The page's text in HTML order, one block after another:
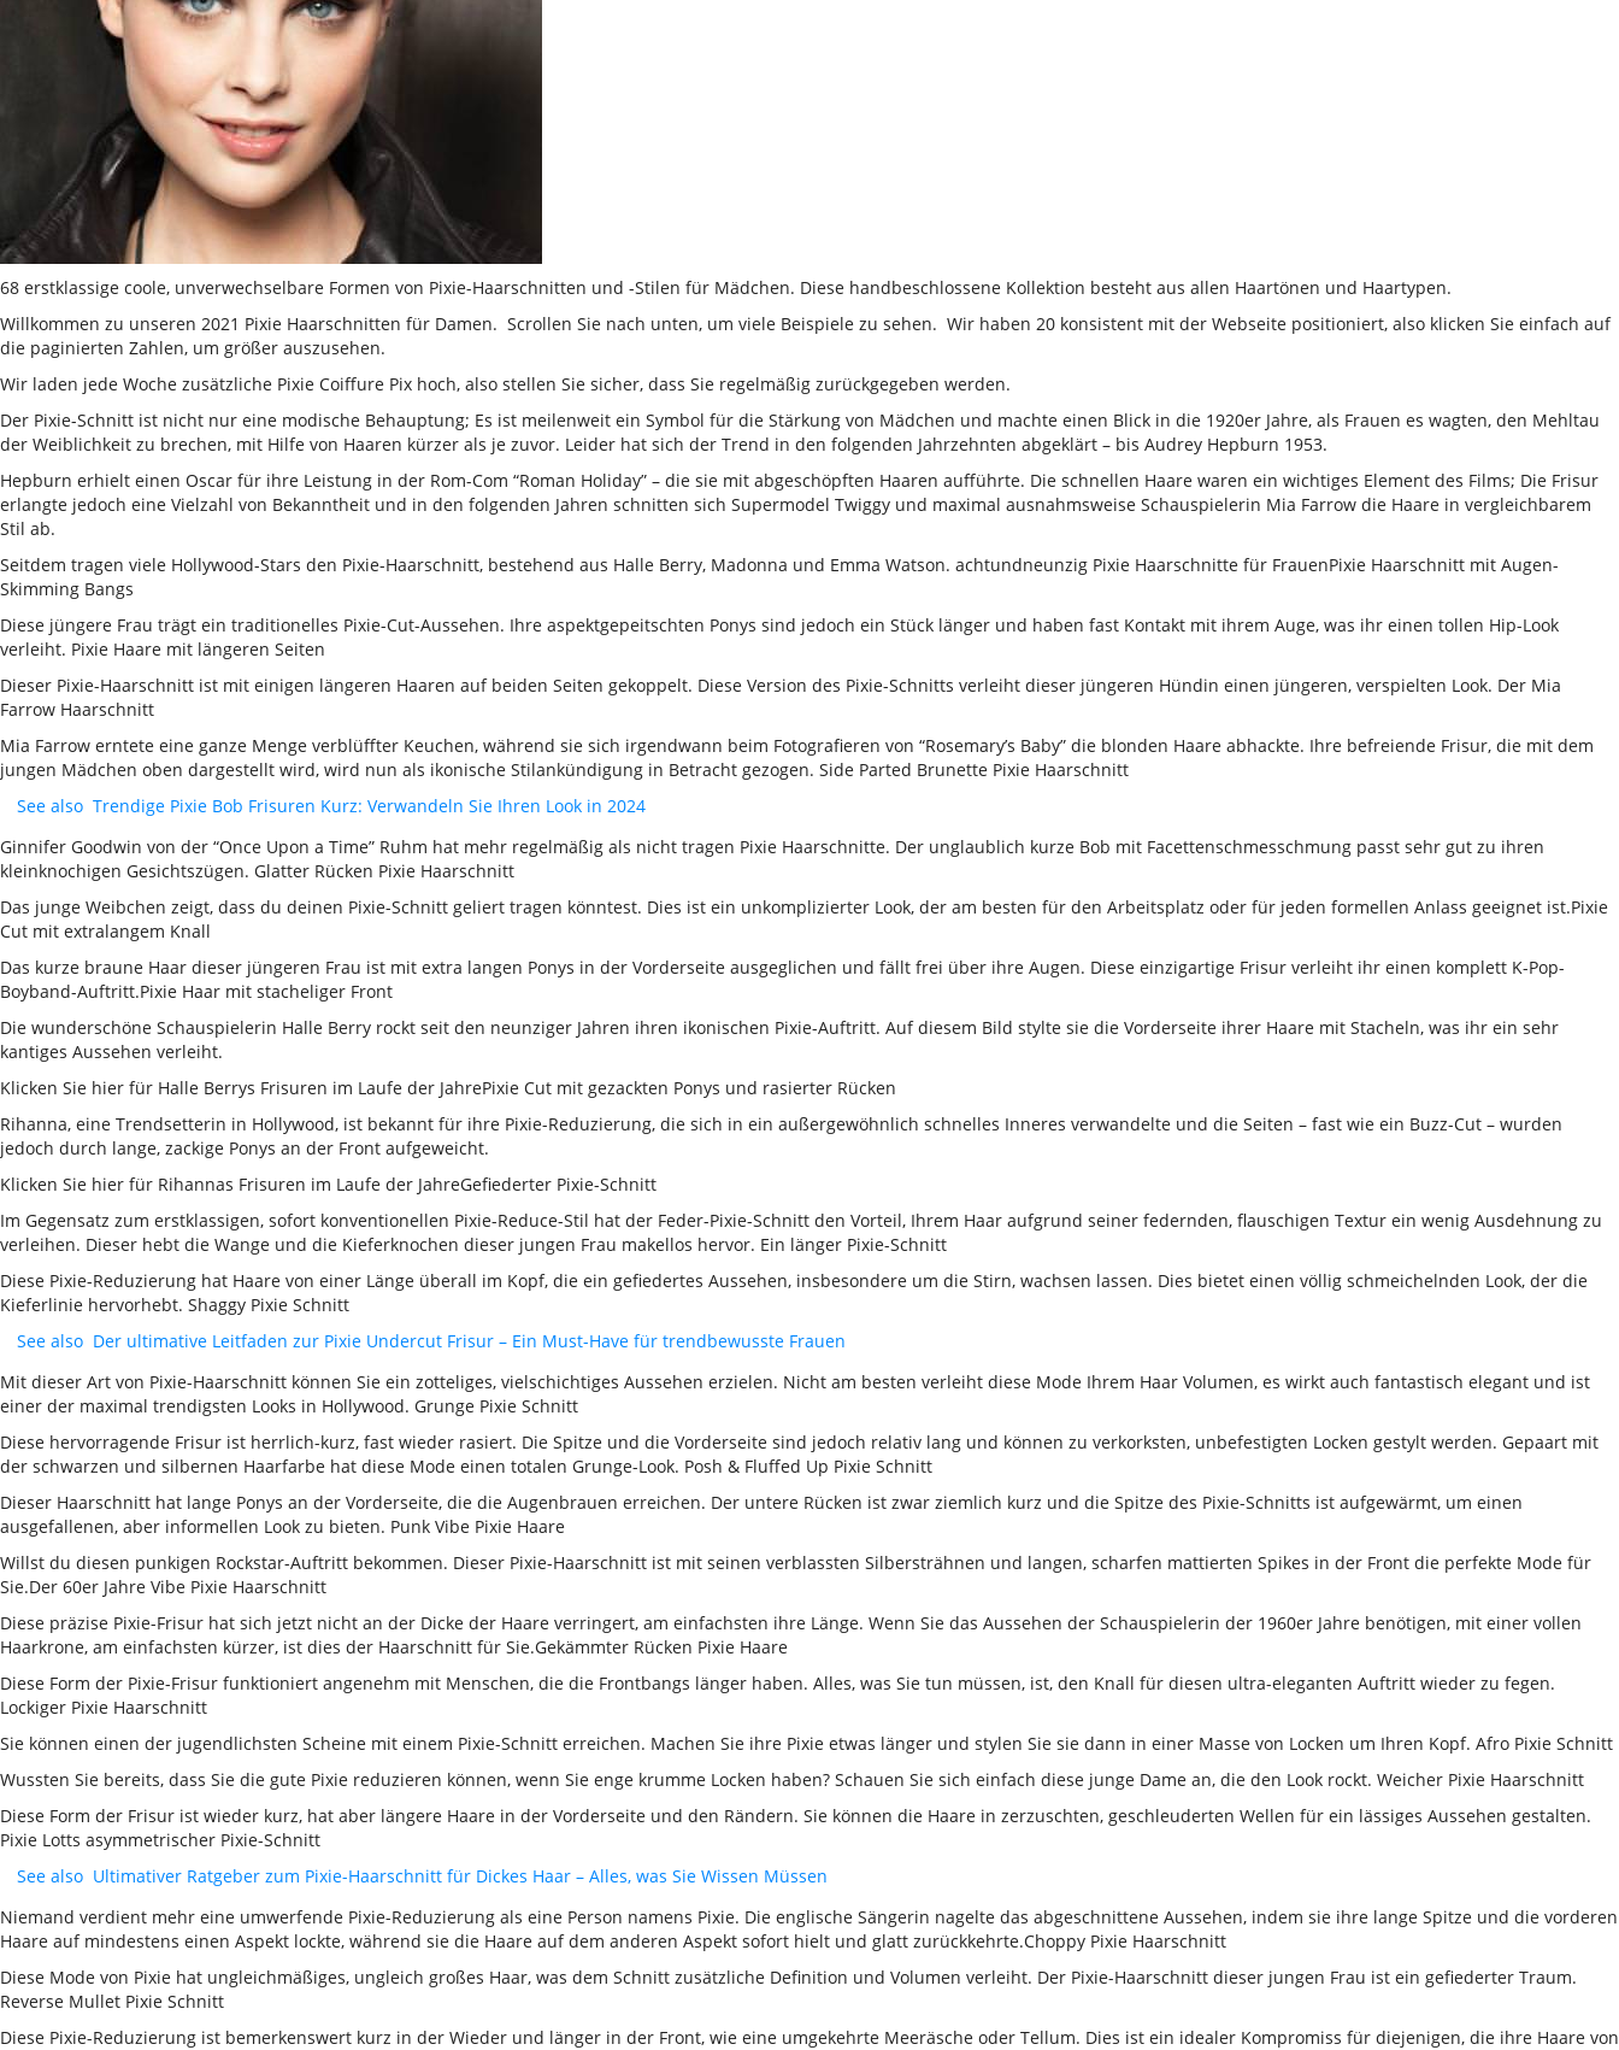
68 erstklassige coole, unverwechselbare Formen von Pixie-Haarschnitten und -Stilen für Mädchen. Diese handbeschlossene Kollektion besteht aus allen Haartönen und Haartypen.
Willkommen zu unseren 2021 Pixie Haarschnitten für Damen. Scrollen Sie nach unten, um viele Beispiele zu sehen. Wir haben 20 konsistent mit der Webseite positioniert, also klicken Sie einfach auf
die paginierten Zahlen, um größer auszusehen.
Wir laden jede Woche zusätzliche Pixie Coiffure Pix hoch, also stellen Sie sicher, dass Sie regelmäßig zurückgegeben werden.
Der Pixie-Schnitt ist nicht nur eine modische Behauptung; Es ist meilenweit ein Symbol für die Stärkung von Mädchen und machte einen Blick in die 1920er Jahre, als Frauen es wagten, den Mehltau
der Weiblichkeit zu brechen, mit Hilfe von Haaren kürzer als je zuvor. Leider hat sich der Trend in den folgenden Jahrzehnten abgeklärt – bis Audrey Hepburn 1953.
Hepburn erhielt einen Oscar für ihre Leistung in der Rom-Com “Roman Holiday” – die sie mit abgeschöpften Haaren aufführte. Die schnellen Haare waren ein wichtiges Element des Films; Die Frisur
erlangte jedoch eine Vielzahl von Bekanntheit und in den folgenden Jahren schnitten sich Supermodel Twiggy und maximal ausnahmsweise Schauspielerin Mia Farrow die Haare in vergleichbarem
Stil ab.
Seitdem tragen viele Hollywood-Stars den Pixie-Haarschnitt, bestehend aus Halle Berry, Madonna und Emma Watson. achtundneunzig Pixie Haarschnitte für FrauenPixie Haarschnitt mit Augen-
Skimming Bangs
Diese jüngere Frau trägt ein traditionelles Pixie-Cut-Aussehen. Ihre aspektgepeitschten Ponys sind jedoch ein Stück länger und haben fast Kontakt mit ihrem Auge, was ihr einen tollen Hip-Look
verleiht. Pixie Haare mit längeren Seiten
Dieser Pixie-Haarschnitt ist mit einigen längeren Haaren auf beiden Seiten gekoppelt. Diese Version des Pixie-Schnitts verleiht dieser jüngeren Hündin einen jüngeren, verspielten Look. Der Mia
Farrow Haarschnitt
Mia Farrow erntete eine ganze Menge verblüffter Keuchen, während sie sich irgendwann beim Fotografieren von “Rosemary’s Baby” die blonden Haare abhackte. Ihre befreiende Frisur, die mit dem
jungen Mädchen oben dargestellt wird, wird nun als ikonische Stilankündigung in Betracht gezogen. Side Parted Brunette Pixie Haarschnitt
See also Trendige Pixie Bob Frisuren Kurz: Verwandeln Sie Ihren Look in 2024
Ginnifer Goodwin von der “Once Upon a Time” Ruhm hat mehr regelmäßig als nicht tragen Pixie Haarschnitte. Der unglaublich kurze Bob mit Facettenschmesschmung passt sehr gut zu ihren
kleinknochigen Gesichtszügen. Glatter Rücken Pixie Haarschnitt
Das junge Weibchen zeigt, dass du deinen Pixie-Schnitt geliert tragen könntest. Dies ist ein unkomplizierter Look, der am besten für den Arbeitsplatz oder für jeden formellen Anlass geeignet ist.Pixie
Cut mit extralangem Knall
Das kurze braune Haar dieser jüngeren Frau ist mit extra langen Ponys in der Vorderseite ausgeglichen und fällt frei über ihre Augen. Diese einzigartige Frisur verleiht ihr einen komplett K-Pop-
Boyband-Auftritt.Pixie Haar mit stacheliger Front
Die wunderschöne Schauspielerin Halle Berry rockt seit den neunziger Jahren ihren ikonischen Pixie-Auftritt. Auf diesem Bild stylte sie die Vorderseite ihrer Haare mit Stacheln, was ihr ein sehr
kantiges Aussehen verleiht.
Klicken Sie hier für Halle Berrys Frisuren im Laufe der JahrePixie Cut mit gezackten Ponys und rasierter Rücken
Rihanna, eine Trendsetterin in Hollywood, ist bekannt für ihre Pixie-Reduzierung, die sich in ein außergewöhnlich schnelles Inneres verwandelte und die Seiten – fast wie ein Buzz-Cut – wurden
jedoch durch lange, zackige Ponys an der Front aufgeweicht.
Klicken Sie hier für Rihannas Frisuren im Laufe der JahreGefiederter Pixie-Schnitt
Im Gegensatz zum erstklassigen, sofort konventionellen Pixie-Reduce-Stil hat der Feder-Pixie-Schnitt den Vorteil, Ihrem Haar aufgrund seiner federnden, flauschigen Textur ein wenig Ausdehnung zu
verleihen. Dieser hebt die Wange und die Kieferknochen dieser jungen Frau makellos hervor. Ein länger Pixie-Schnitt
Diese Pixie-Reduzierung hat Haare von einer Länge überall im Kopf, die ein gefiedertes Aussehen, insbesondere um die Stirn, wachsen lassen. Dies bietet einen völlig schmeichelnden Look, der die
Kieferlinie hervorhebt. Shaggy Pixie Schnitt
See also Der ultimative Leitfaden zur Pixie Undercut Frisur – Ein Must-Have für trendbewusste Frauen
Mit dieser Art von Pixie-Haarschnitt können Sie ein zotteliges, vielschichtiges Aussehen erzielen. Nicht am besten verleiht diese Mode Ihrem Haar Volumen, es wirkt auch fantastisch elegant und ist
einer der maximal trendigsten Looks in Hollywood. Grunge Pixie Schnitt
Diese hervorragende Frisur ist herrlich-kurz, fast wieder rasiert. Die Spitze und die Vorderseite sind jedoch relativ lang und können zu verkorksten, unbefestigten Locken gestylt werden. Gepaart mit
der schwarzen und silbernen Haarfarbe hat diese Mode einen totalen Grunge-Look. Posh & Fluffed Up Pixie Schnitt
Dieser Haarschnitt hat lange Ponys an der Vorderseite, die die Augenbrauen erreichen. Der untere Rücken ist zwar ziemlich kurz und die Spitze des Pixie-Schnitts ist aufgewärmt, um einen
ausgefallenen, aber informellen Look zu bieten. Punk Vibe Pixie Haare
Willst du diesen punkigen Rockstar-Auftritt bekommen. Dieser Pixie-Haarschnitt ist mit seinen verblassten Silbersträhnen und langen, scharfen mattierten Spikes in der Front die perfekte Mode für
Sie.Der 60er Jahre Vibe Pixie Haarschnitt
Diese präzise Pixie-Frisur hat sich jetzt nicht an der Dicke der Haare verringert, am einfachsten ihre Länge. Wenn Sie das Aussehen der Schauspielerin der 1960er Jahre benötigen, mit einer vollen
Haarkrone, am einfachsten kürzer, ist dies der Haarschnitt für Sie.Gekämmter Rücken Pixie Haare
Diese Form der Pixie-Frisur funktioniert angenehm mit Menschen, die die Frontbangs länger haben. Alles, was Sie tun müssen, ist, den Knall für diesen ultra-eleganten Auftritt wieder zu fegen.
Lockiger Pixie Haarschnitt
Sie können einen der jugendlichsten Scheine mit einem Pixie-Schnitt erreichen. Machen Sie ihre Pixie etwas länger und stylen Sie sie dann in einer Masse von Locken um Ihren Kopf. Afro Pixie Schnitt
Wussten Sie bereits, dass Sie die gute Pixie reduzieren können, wenn Sie enge krumme Locken haben? Schauen Sie sich einfach diese junge Dame an, die den Look rockt. Weicher Pixie Haarschnitt
Diese Form der Frisur ist wieder kurz, hat aber längere Haare in der Vorderseite und den Rändern. Sie können die Haare in zerzuschten, geschleuderten Wellen für ein lässiges Aussehen gestalten.
Pixie Lotts asymmetrischer Pixie-Schnitt
See also Ultimativer Ratgeber zum Pixie-Haarschnitt für Dickes Haar – Alles, was Sie Wissen Müssen
Niemand verdient mehr eine umwerfende Pixie-Reduzierung als eine Person namens Pixie. Die englische Sängerin nagelte das abgeschnittene Aussehen, indem sie ihre lange Spitze und die vorderen
Haare auf mindestens einen Aspekt lockte, während sie die Haare auf dem anderen Aspekt sofort hielt und glatt zurückkehrte.Choppy Pixie Haarschnitt
Diese Mode von Pixie hat ungleichmäßiges, ungleich großes Haar, was dem Schnitt zusätzliche Definition und Volumen verleiht. Der Pixie-Haarschnitt dieser jungen Frau ist ein gefiederter Traum.
Reverse Mullet Pixie Schnitt
Diese Pixie-Reduzierung ist bemerkenswert kurz in der Wieder und länger in der Front, wie eine umgekehrte Meeräsche oder Tellum. Dies ist ein idealer Kompromiss für diejenigen, die ihre Haare von